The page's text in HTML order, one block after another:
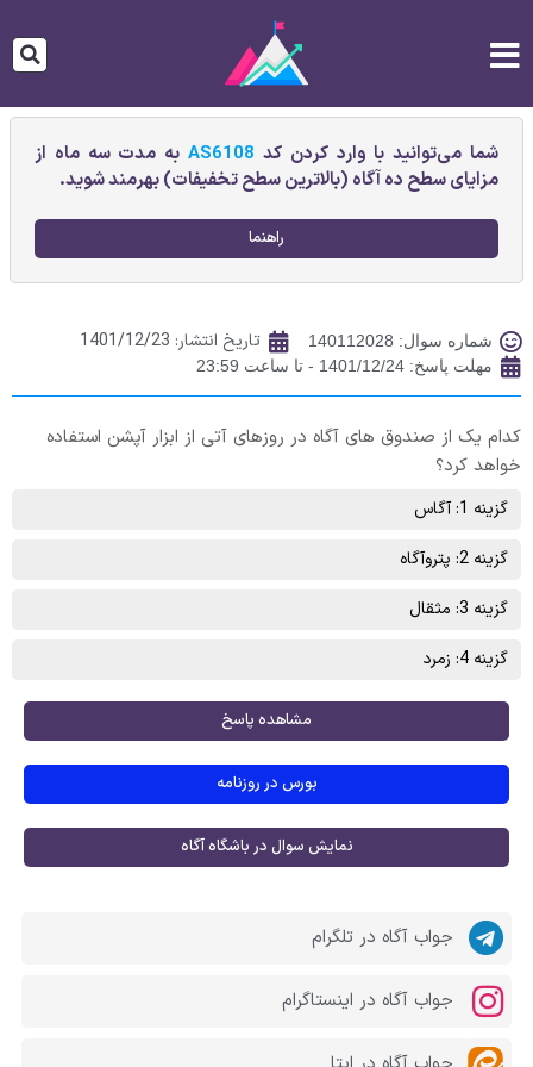
شما می‌توانید با وارد کردن کد AS6108به مدت سه ماه از
مزایای سطح ده آگاه (بالاترین سطح تخفیفات) بهرمند شوید.
راهنما
شماره سوال: 140112028 تاریخ انتشار: 1401/12/23
مهلت پاسخ: 1401/12/24 - تا ساعت 23:59
کدام یک از صندوق های آگاه در روزهای آتی از ابزار آپشن استفاده
خواهد کرد؟
گزینه 1: آگاس
گزینه 2: پتروآگاه
گزینه 3: مثقال
گزینه 4: زمرد
مشاهده پاسخ
بورس در روزنامه
نمایش سوال در باشگاه آگاه
جواب آگاه در تلگرام
جواب آگاه در اینستاگرام